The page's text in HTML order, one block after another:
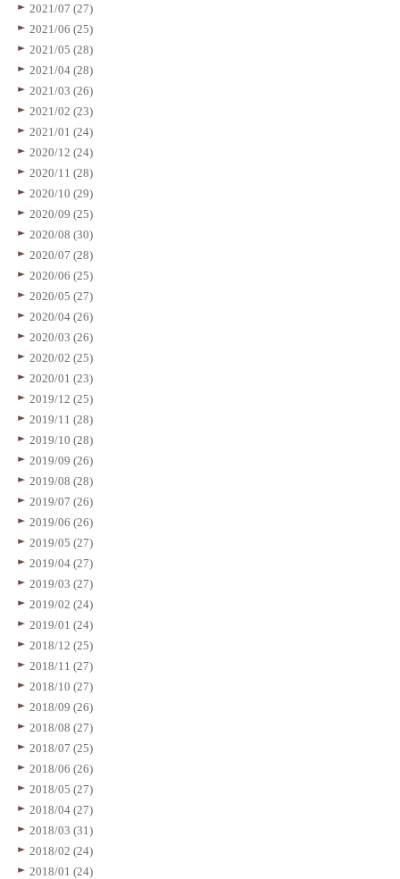
2021/07 (27)
2021/06 (25)
2021/05 (28)
2021/04 (28)
2021/03 (26)
2021/02 (23)
2021/01 (24)
2020/12 (24)
2020/11 (28)
2020/10 (29)
2020/09 (25)
2020/08 (30)
2020/07 (28)
2020/06 (25)
2020/05 (27)
2020/04 (26)
2020/03 (26)
2020/02 (25)
2020/01 (23)
2019/12 (25)
2019/11 (28)
2019/10 (28)
2019/09 (26)
2019/08 (28)
2019/07 (26)
2019/06 (26)
2019/05 (27)
2019/04 (27)
2019/03 (27)
2019/02 (24)
2019/01 (24)
2018/12 (25)
2018/11 (27)
2018/10 (27)
2018/09 (26)
2018/08 (27)
2018/07 (25)
2018/06 (26)
2018/05 (27)
2018/04 (27)
2018/03 (31)
2018/02 (24)
2018/01 (24)